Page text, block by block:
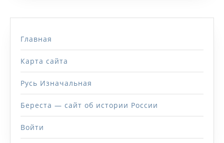
Главная
Карта сайта
Русь Изначальная
Береста — сайт об истории России
Войти